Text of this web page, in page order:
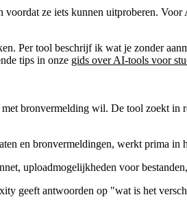
ze iets kunnen uitproberen.
Per tool beschrijf ik wat je zonder
tips in onze gids over AI-tools voor
bronvermelding wil. De tool zoekt in
en bronvermeldingen, werkt prima in
uploadmogelijkheden voor
geeft antwoorden op "wat is het